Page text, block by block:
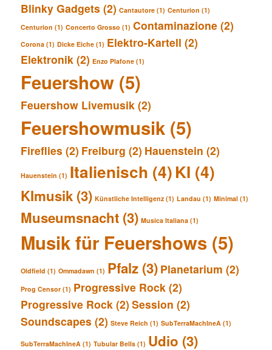
Blinky Gadgets (2) Cantautore (1) Centurion (1)
Centurion (1) Concerto Grosso (1) Contaminazione (2)
Corona (1) Dicke Eiche (1) Elektro-Kartell (2)
Elektronik (2) Enzo Plafone (1)
Feuershow (5)
Feuershow Livemusik (2)
Feuershowmusik (5)
Fireflies (2) Freiburg (2) Hauenstein (2)
Hauenstein (1) Italienisch (4)KI (4)
KImusik (3) Künstliche Intelligenz (1) Landau (1) Minimal (1)
Museumsnacht (3) Musica Italiana (1)
Musik für Feuershows (5)
Oldfield (1) Ommadawn (1) Pfalz (3) Planetarium (2)
Prog Censor (1) Progressive Rock (2)
Progressive Rock (2) Session (2)
Soundscapes (2) Steve Reich (1) SubTerraMachIneA (1)
SubTerraMachIneA (1) Tubular Bells (1) Udio (3)